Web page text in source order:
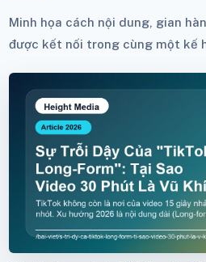
Minh họa cách nội dung, gian
được kết nối trong cùng một kế